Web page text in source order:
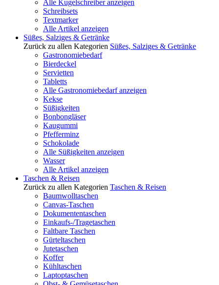
Alle Kugelschreiber anzeigen
Schreibsets
Textmarker
Alle Artikel anzeigen
Süßes, Salziges & Getränke
Zurück zu allen Kategorien Süßes, Salziges & Getränke
Gastronomiebedarf
Bierdeckel
Servietten
Tabletts
Alle Gastronomiebedarf anzeigen
Kekse
Süßigkeiten
Bonbongläser
Kaugummi
Pfefferminz
Schokolade
Alle Süßigkeiten anzeigen
Wasser
Alle Artikel anzeigen
Taschen & Reisen
Zurück zu allen Kategorien Taschen & Reisen
Baumwolltaschen
Canvas-Taschen
Dokumententaschen
Einkaufs-/Tragetaschen
Faltbare Taschen
Gürteltaschen
Jutetaschen
Koffer
Kühltaschen
Laptoptaschen